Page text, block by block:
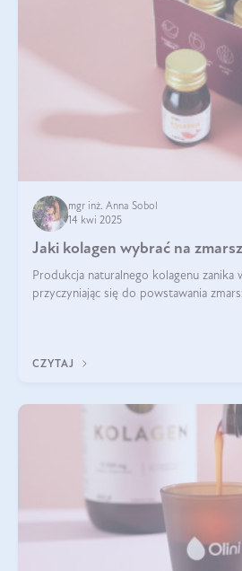
mgr inż. Anna Sobol
14 kwi 2025
Jaki kolagen wybrać na
Produkcja naturalnego kolagenu zanika
przyczyniając się do powstawania
CZYTAJ